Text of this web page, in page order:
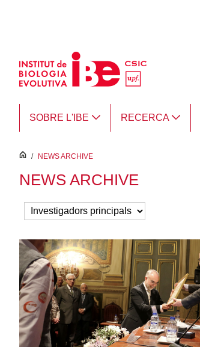
SOBRE L'IBE RECERCA
inici
/ NEWS ARCHIVE
NEWS ARCHIVE